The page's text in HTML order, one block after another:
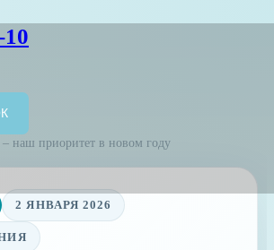
– наш приоритет в новом году
2 ЯНВАРЯ 2026